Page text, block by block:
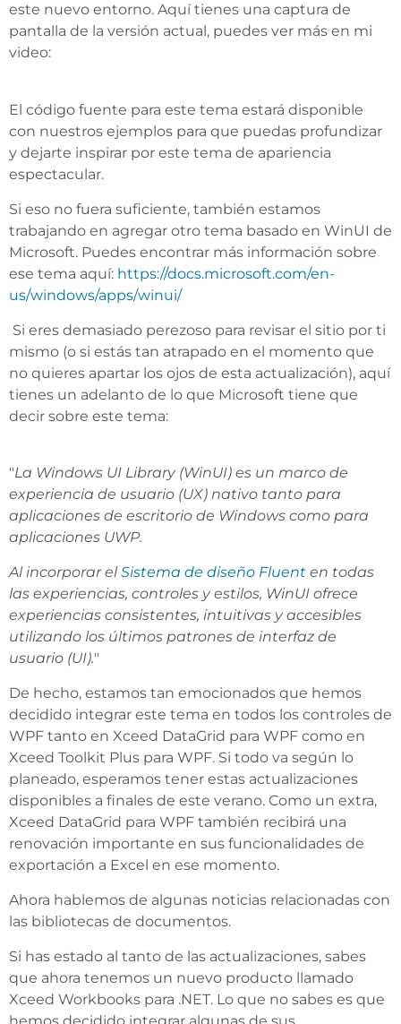
este nuevo entorno. Aquí tienes una captura de
pantalla de la versión actual, puedes ver más en mi
video:
El código fuente para este tema estará disponible
con nuestros ejemplos para que puedas profundizar
y dejarte inspirar por este tema de apariencia
espectacular.
Si eso no fuera suficiente, también estamos
trabajando en agregar otro tema basado en WinUI de
Microsoft. Puedes encontrar más información sobre
ese tema aquí: https://docs.microsoft.com/en-
us/windows/apps/winui/
Si eres demasiado perezoso para revisar el sitio por ti
mismo (o si estás tan atrapado en el momento que
no quieres apartar los ojos de esta actualización), aquí
tienes un adelanto de lo que Microsoft tiene que
decir sobre este tema:
"La Windows UI Library (WinUI) es un marco de
experiencia de usuario (UX) nativo tanto para
aplicaciones de escritorio de Windows como para
aplicaciones UWP.
Al incorporar elSistema de diseño Fluent en todas
las experiencias, controles y estilos, WinUI ofrece
experiencias consistentes, intuitivas y accesibles
utilizando los últimos patrones de interfaz de
usuario (UI)."
De hecho, estamos tan emocionados que hemos
decidido integrar este tema en todos los controles de
WPF tanto en Xceed DataGrid para WPF como en
Xceed Toolkit Plus para WPF. Si todo va según lo
planeado, esperamos tener estas actualizaciones
disponibles a finales de este verano. Como un extra,
Xceed DataGrid para WPF también recibirá una
renovación importante en sus funcionalidades de
exportación a Excel en ese momento.
Ahora hablemos de algunas noticias relacionadas con
las bibliotecas de documentos.
Si has estado al tanto de las actualizaciones, sabes
que ahora tenemos un nuevo producto llamado
Xceed Workbooks para .NET. Lo que no sabes es que